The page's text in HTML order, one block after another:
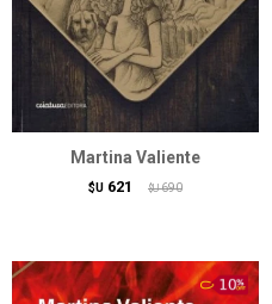
Martina Valiente
$U 621 $U 690